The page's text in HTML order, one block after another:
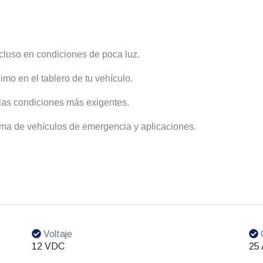
en condiciones de poca luz.
en el tablero de tu vehículo.
condiciones más exigentes.
de vehículos de emergencia y aplicaciones.
Voltaje
12 VDC
25